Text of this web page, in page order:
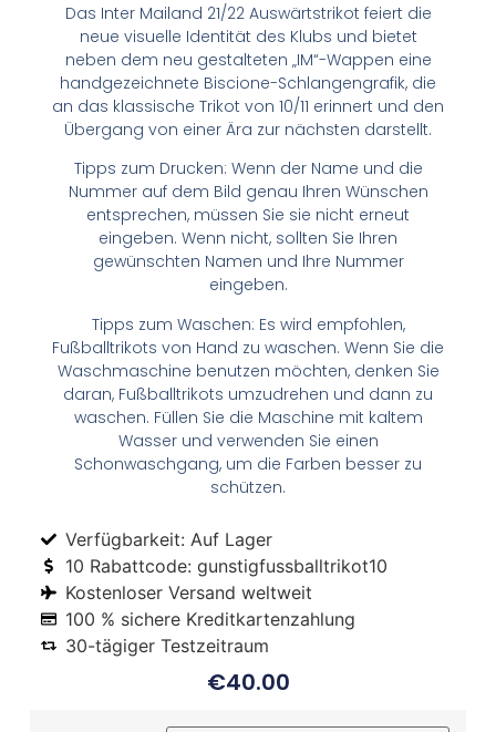
Das Inter Mailand 21/22 Auswärtstrikot feiert die
neue visuelle Identität des Klubs und bietet
neben dem neu gestalteten „IM“-Wappen eine
handgezeichnete Biscione-Schlangengrafik, die
an das klassische Trikot von 10/11 erinnert und den
Übergang von einer Ära zur nächsten darstellt.
Tipps zum Drucken: Wenn der Name und die
Nummer auf dem Bild genau Ihren Wünschen
entsprechen, müssen Sie sie nicht erneut
eingeben. Wenn nicht, sollten Sie Ihren
gewünschten Namen und Ihre Nummer
eingeben.
Tipps zum Waschen: Es wird empfohlen,
Fußballtrikots von Hand zu waschen. Wenn Sie die
Waschmaschine benutzen möchten, denken Sie
daran, Fußballtrikots umzudrehen und dann zu
waschen. Füllen Sie die Maschine mit kaltem
Wasser und verwenden Sie einen
Schonwaschgang, um die Farben besser zu
schützen.
Verfügbarkeit: Auf Lager
10 Rabattcode: gunstigfussballtrikot10
Kostenloser Versand weltweit
100 % sichere Kreditkartenzahlung
30-tägiger Testzeitraum
€40.00